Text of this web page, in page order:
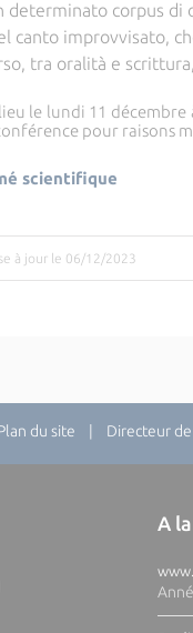
determinato corpus
canto improvvisato,
tra oralità e
le lundi 11 décembre
pour raisons
scientifique
à jour le 06/12/2023
du site | Directeur de
A